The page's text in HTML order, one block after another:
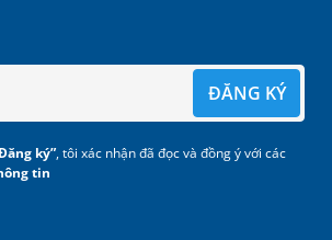
ĐĂNG KÝ
ký”, tôi xác nhận đã đọc và đồng ý với các
tin